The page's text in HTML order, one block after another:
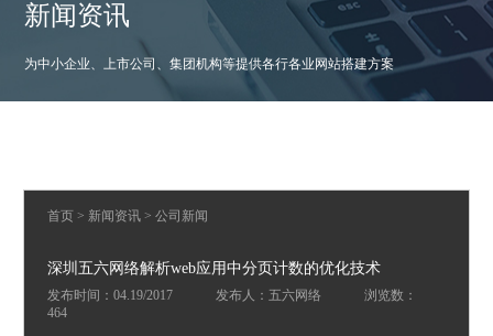
新闻资讯
为中小企业、上市公司、集团机构等提供各行各业网站搭建方案
首页> 新闻资讯> 公司新闻
深圳五六网络解析web应用中分页计数的优化技术
发布时间：04.19/2017 发布人：五六网络
浏览数：
464